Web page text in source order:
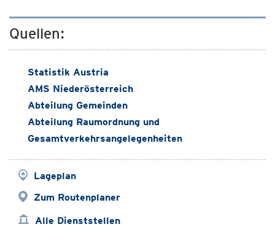
Quellen:
Statistik Austria
AMS Niederösterreich
Abteilung Gemeinden
Abteilung Raumordnung und
Gesamtverkehrsangelegenheiten
Lageplan
Zum Routenplaner
Alle Dienststellen